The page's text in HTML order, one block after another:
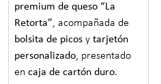
premium de queso “La
Retorta”, acompañada de
bolsita de picos ytarjetón
personalizado, presentado
encaja de cartón duro.